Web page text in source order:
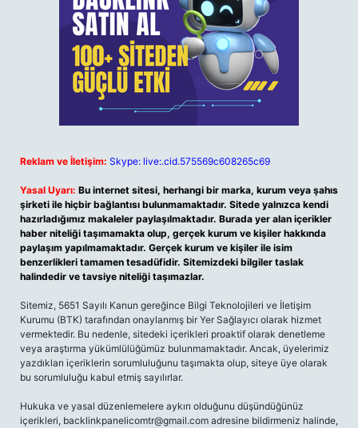
Reklam ve İletişim: Skype: live:.cid.575569c608265c69
Yasal Uyarı: Bu internet sitesi, herhangi bir marka, kurum veya şahıs
şirketi ile hiçbir bağlantısı bulunmamaktadır. Sitede yalnızca kendi
hazırladığımız makaleler paylaşılmaktadır. Burada yer alan içerikler
haber niteliği taşımamakta olup, gerçek kurum ve kişiler hakkında
paylaşım yapılmamaktadır. Gerçek kurum ve kişiler ile isim
benzerlikleri tamamen tesadüfidir. Sitemizdeki bilgiler taslak
halindedir ve tavsiye niteliği taşımazlar.
Sitemiz, 5651 Sayılı Kanun gereğince Bilgi Teknolojileri ve İletişim
Kurumu (BTK) tarafından onaylanmış bir Yer Sağlayıcı olarak hizmet
vermektedir. Bu nedenle, sitedeki içerikleri proaktif olarak denetleme
veya araştırma yükümlülüğümüz bulunmamaktadır. Ancak, üyelerimiz
yazdıkları içeriklerin sorumluluğunu taşımakta olup, siteye üye olarak
bu sorumluluğu kabul etmiş sayılırlar.
Hukuka ve yasal düzenlemelere aykırı olduğunu düşündüğünüz
içerikleri, backlinkpanelicomtr@gmail.com adresine bildirmeniz halinde,